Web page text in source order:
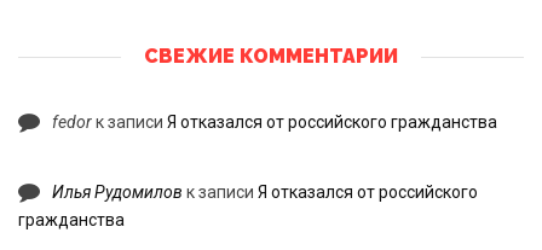
СВЕЖИЕ КОММЕНТАРИИ
fedorк записи Я отказался от российского гражданства
Илья Рудомилов к записи Я отказался от российского
гражданства